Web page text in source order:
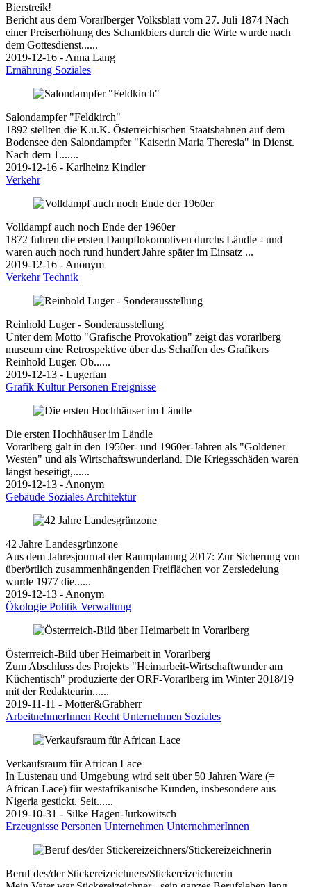
Bierstreik!
Bericht aus dem Vorarlberger Volksblatt vom 27. Juli 1874 Nach
einer Preiserhöhung des Schankbiers durch die Wirte wurde nach
dem Gottesdienst......
2019-12-16 - Anna Lang
Ernährung Soziales
Salondampfer "Feldkirch"
1892 stellten die K.u.K. Österreichischen Staatsbahnen auf dem
Bodensee den Salondampfer "Kaiserin Maria Theresia" in Dienst.
Nach dem 1.......
2019-12-16 - Karlheinz Kindler
Verkehr
Volldampf auch noch Ende der 1960er
1872 fuhren die ersten Dampflokomotiven durchs Ländle - und
waren auch noch rund hundert Jahre später im Einsatz ...
2019-12-16 - Anonym
VerkehrTechnik
Reinhold Luger - Sonderausstellung
Unter dem Motto "Grafische Provokation" zeigt das vorarlberg
museum eine Retrospektive über das Schaffen des Grafikers
Reinhold Luger. Ob......
2019-12-13 - Lugerfan
Grafik KulturPersonen Ereignisse
Die ersten Hochhäuser im Ländle
Vorarlberg galt in den 1950er- und 1960er-Jahren als "Goldener
Westen" und als Wirtschaftswunderland. Die Kriegsschäden waren
längst beseitigt,......
2019-12-13 - Anonym
Gebäude Soziales Architektur
42 Jahre Landesgrünzone
Aus dem Jahresjournal der Raumplanung 2017: Zur Sicherung von
überörtlich zusammenhängenden Freiflächen vor Zersiedelung
wurde 1977 die......
2019-12-13 - Anonym
Ökologie Politik Verwaltung
Österrreich-Bild über Heimarbeit in Vorarlberg
Zum Abschluss des Projekts "Heimarbeit-Wirtschaftwunder am
Küchentisch" produzierte der ORF-Vorarlberg im Winter 2018/19
mit der Redakteurin......
2019-11-11 - Motter&Grabherr
ArbeitnehmerInnen Recht Unternehmen Soziales
Verkaufsraum für African Lace
In Lustenau und Umgebung wird seit über 50 Jahren Ware (=
African Lace) für westafrikanische Kunden, insbesondere aus
Nigeria gestickt. Seit......
2019-10-31 - Silke Hagen-Jurkowitsch
Erzeugnisse Personen Unternehmen UnternehmerInnen
Beruf des/der Stickereizeichners/Stickereizeichnerin